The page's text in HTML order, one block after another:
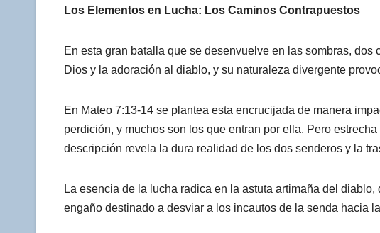
Los Elementos en Lucha: Los Caminos Contrapuestos
En esta gran batalla que se desenvuelve en las sombras,
Dios y la adoración al diablo, y su naturaleza divergente
En Mateo 7:13-14 se plantea esta encrucijada de manera
perdición, y muchos son los que entran por ella. Pero
descripción revela la dura realidad de los dos senderos y la
La esencia de la lucha radica en la astuta artimaña del
engaño destinado a desviar a los incautos de la senda hacia